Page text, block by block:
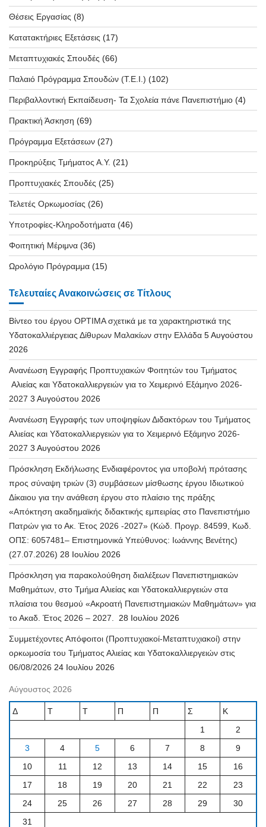
Θέσεις Εργασίας (8)
Κατατακτήριες Εξετάσεις (17)
Μεταπτυχιακές Σπουδές (66)
Παλαιό Πρόγραμμα Σπουδών (T.E.I.) (102)
Περιβαλλοντική Εκπαίδευση- Τα Σχολεία πάνε Πανεπιστήμιο (4)
Πρακτική Άσκηση (69)
Πρόγραμμα Εξετάσεων (27)
Προκηρύξεις Τμήματος Α.Υ. (21)
Προπτυχιακές Σπουδές (25)
Τελετές Ορκωμοσίας (26)
Υποτροφίες-Κληροδοτήματα (46)
Φοιτητική Μέριμνα (36)
Ωρολόγιο Πρόγραμμα (15)
Τελευταίες Ανακοινώσεις σε Τίτλους
Βίντεο του έργου OPTIMA σχετικά με τα χαρακτηριστικά της
Υδατοκαλλιέργειας Δίθυρων Μαλακίων στην Ελλάδα 5 Αυγούστου
2026
Ανανέωση Εγγραφής Προπτυχιακών Φοιτητών του Τμήματος
Αλιείας και Υδατοκαλλιεργειών για το Χειμερινό Εξάμηνο 2026-
2027 3 Αυγούστου 2026
Ανανέωση Εγγραφής των υποψηφίων Διδακτόρων του Τμήματος
Αλιείας και Υδατοκαλλιεργειών για το Χειμερινό Εξάμηνο 2026-
2027 3 Αυγούστου 2026
Πρόσκληση Εκδήλωσης Ενδιαφέροντος για υποβολή πρότασης
προς σύναψη τριών (3) συμβάσεων μίσθωσης έργου Ιδιωτικού
Δίκαιου για την ανάθεση έργου στο πλαίσιο της πράξης
«Απόκτηση ακαδημαϊκής διδακτικής εμπειρίας στο Πανεπιστήμιο
Πατρών για το Ακ. Έτος 2026 -2027» (Κώδ. Προγρ. 84599, Κωδ.
ΟΠΣ: 6057481– Επιστημονικά Υπεύθυνος: Ιωάννης Βενέτης)
(27.07.2026) 28 Ιουλίου 2026
Πρόσκληση για παρακολούθηση διαλέξεων Πανεπιστημιακών
Μαθημάτων, στο Τμήμα Αλιείας και Υδατοκαλλιεργειών στα
πλαίσια του θεσμού «Ακροατή Πανεπιστημιακών Μαθημάτων» για
το Ακαδ. Έτος 2026 – 2027.
28 Ιουλίου 2026
Συμμετέχοντες Απόφοιτοι (Προπτυχιακοί-Μεταπτυχιακοί) στην
ορκωμοσία του Τμήματος Αλιείας και Υδατοκαλλιεργειών στις
06/08/2026 24 Ιουλίου 2026
Αύγουστος 2026
Δ Τ Τ Π Π Σ
Κ
1
2
3
4 5 6 7 8
9
10
11 12 13 14 15
16
17
18 19 20 21 22
23
24
25 26 27 28 29
30
31